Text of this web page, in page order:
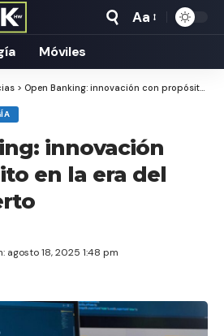
Tamaño
Aa
Móviles
> Open Banking: innovación con propósito en la era del código abierto
innovación
en la era del
agosto 18, 2025 1:48 pm